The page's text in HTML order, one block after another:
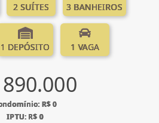
2 SUÍTES 3 BANHEIROS
1 DEPÓSITO 1 VAGA
R$ 0
IPTU: R$ 0